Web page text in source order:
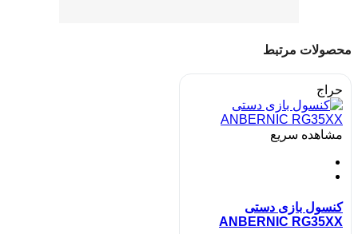
محصولات مرتبط
حراج
مشاهده سریع
کنسول بازی دستی
ANBERNIC RG35XX